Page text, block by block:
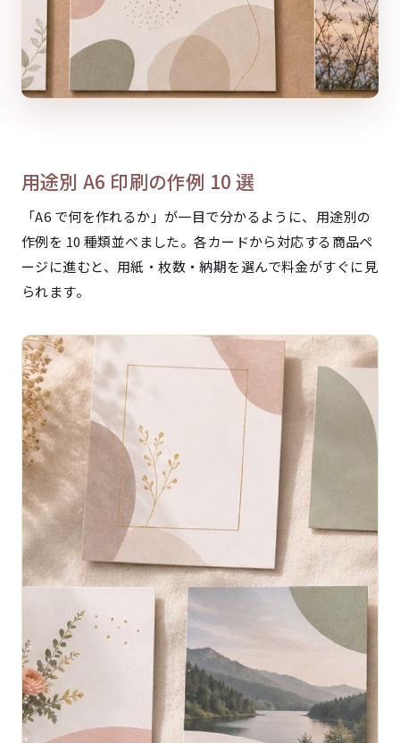
用途別 A6 印刷の作例 10 選
「A6 で何を作れるか」が一目で分かるように、用途別の
作例を 10 種類並べました。各カードから対応する商品ペ
ージに進むと、用紙・枚数・納期を選んで料金がすぐに見
られます。